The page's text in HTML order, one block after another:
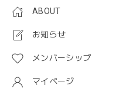
ABOUT
お知らせ
メンバーシップ
マイページ